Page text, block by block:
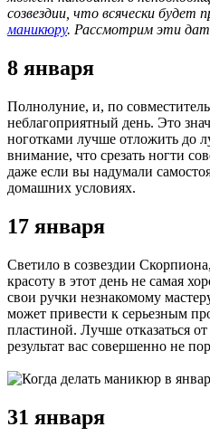
созвездии, что всячески будет
маникюру. Рассмотрим эти
8 января
Полнолуние, и, по
неблагоприятный день. Это
ноготками лучше отложить до
внимание, что срезать ногти
даже если вы надумали
домашних условиях.
17 января
Светило в созвездии
красоту в этот день не самая
свои ручки незнакомому
может привести к серьезным
пластиной. Лучше отказаться
результат вас совершенно не
31 января